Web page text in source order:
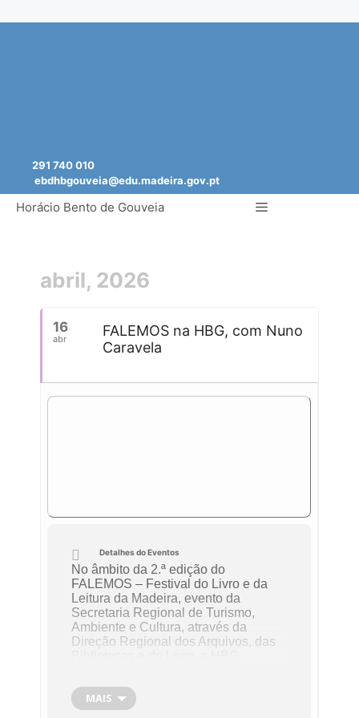
291 740 010
ebdhbgouveia@edu.madeira.gov.pt
Horácio Bento de Gouveia Menu
abril, 2026
16
abr
FALEMOS na HBG, com Nuno
Caravela
Detalhes do Eventos
No âmbito da 2.ª edição do
FALEMOS – Festival do Livro e da
Leitura da Madeira, evento da
Secretaria Regional de Turismo,
Ambiente e Cultura, através da
Direção Regional dos Arquivos, das
10:00, uma sessão com o autor Nuno
Caravela, conhecido do público mais
jovem pela autoria de diversos livros,
MAIS